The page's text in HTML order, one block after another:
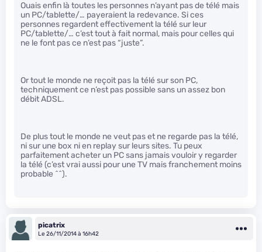
Ouais enfin là toutes les personnes n’ayant pas de télé mais
un PC/tablette/… payeraient la redevance. Si ces
personnes regardent effectivement la télé sur leur
PC/tablette/… c’est tout à fait normal, mais pour celles qui
ne le font pas ce n’est pas “juste”.
Or tout le monde ne reçoit pas la télé sur son PC,
techniquement ce n’est pas possible sans un assez bon
débit ADSL.
De plus tout le monde ne veut pas et ne regarde pas la télé,
ni sur une box ni en replay sur leurs sites. Tu peux
parfaitement acheter un PC sans jamais vouloir y regarder
la télé (c’est vrai aussi pour une TV mais franchement moins
probable ^^).
picatrix
Le 26/11/2014 à 16h42